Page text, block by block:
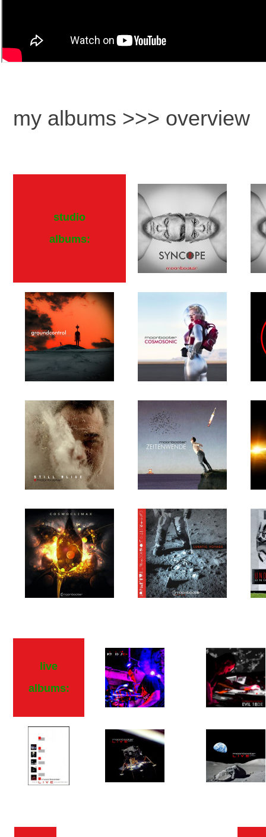
my albums >>> overview
studio
albums:
live
albums: